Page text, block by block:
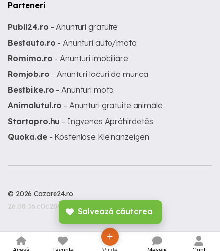
Salvează căutarea
Parteneri
Publi24.ro - Anunturi gratuite
Bestauto.ro - Anunturi auto/moto
Romimo.ro - Anunturi imobiliare
Romjob.ro - Anunturi locuri de munca
Bestbike.ro - Anunturi moto
Animalutul.ro - Anunturi gratuite animale
Startapro.hu - Ingyenes Apróhirdetés
Quoka.de - Kostenlose Kleinanzeigen
© 2026 Cazare24.ro
26.08.06.c0c206c